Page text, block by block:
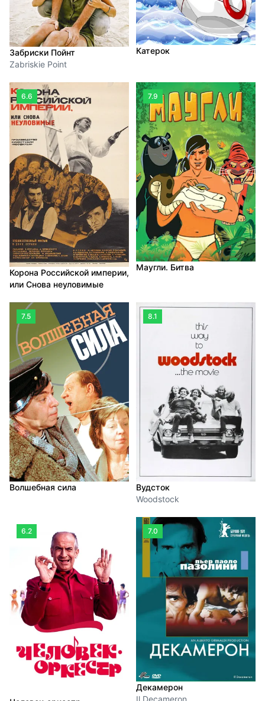
Забриски Пойнт
Zabriskie Point
Катерок
6.6
Корона Российской империи,
или Снова неуловимые
7.9
Маугли. Битва
7.5
Волшебная сила
8.1
Вудсток
Woodstock
6.2 7.0
Декамерон
Il Decameron